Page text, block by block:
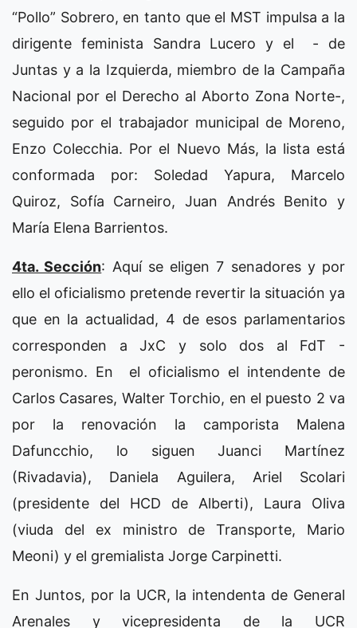
“Pollo” Sobrero, en tanto que el MST impulsa a la
dirigente feminista Sandra Lucero y el - de
Juntas y a la Izquierda, miembro de la Campaña
Nacional por el Derecho al Aborto Zona Norte-,
seguido por el trabajador municipal de Moreno,
Enzo Colecchia. Por el Nuevo Más, la lista está
conformada por: Soledad Yapura, Marcelo
Quiroz, Sofía Carneiro, Juan Andrés Benito y
María Elena Barrientos.
4ta. Sección: Aquí se eligen 7 senadores y por
ello el oficialismo pretende revertir la situación ya
que en la actualidad, 4 de esos parlamentarios
corresponden a JxC y solo dos al FdT -
peronismo. En el oficialismo el intendente de
Carlos Casares, Walter Torchio, en el puesto 2 va
por la renovación la camporista Malena
Dafuncchio, lo siguen Juanci Martínez
(Rivadavia), Daniela Aguilera, Ariel Scolari
(presidente del HCD de Alberti), Laura Oliva
(viuda del ex ministro de Transporte, Mario
Meoni) y el gremialista Jorge Carpinetti.
En Juntos, por la UCR, la intendenta de General
Arenales y vicepresidenta de la UCR